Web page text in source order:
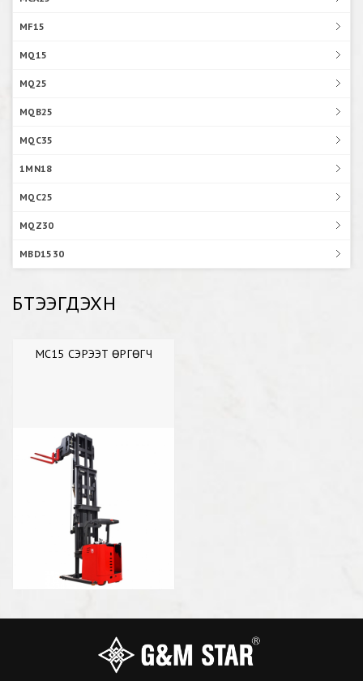
MF15
MQ15
MQ25
MQB25
MQC35
1MN18
MQC25
MQZ30
MBD1530
БҮТЭЭГДЭХҮҮН
MC15 СЭРЭЭТ ӨРГӨГЧ